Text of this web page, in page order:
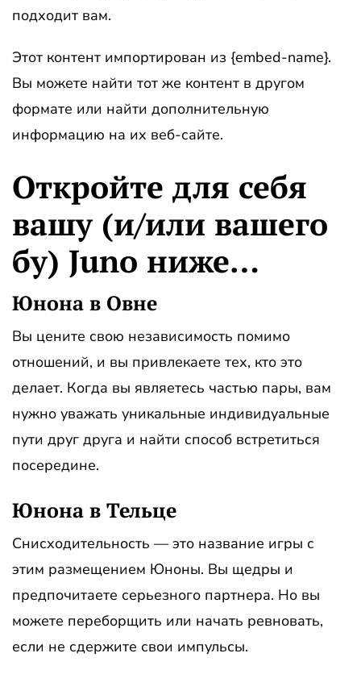
подходит вам.
Этот контент импортирован из {embed-name}.
Вы можете найти тот же контент в другом
формате или найти дополнительную
информацию на их веб-сайте.
Откройте для себя
вашу (и/или вашего
бу) Juno ниже…
Юнона в Овне
Вы цените свою независимость помимо
отношений, и вы привлекаете тех, кто это
делает. Когда вы являетесь частью пары, вам
нужно уважать уникальные индивидуальные
пути друг друга и найти способ встретиться
посередине.
Юнона в Тельце
Снисходительность — это название игры с
этим размещением Юноны. Вы щедры и
предпочитаете серьезного партнера. Но вы
можете переборщить или начать ревновать,
если не сдержите свои импульсы.